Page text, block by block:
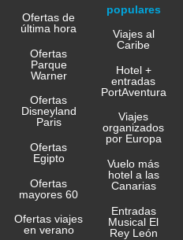
Ofertas de
última hora
Ofertas
Parque
Warner
Ofertas
Disneyland
Paris
Ofertas
Egipto
Ofertas
mayores 60
Ofertas viajes
en verano
populares
Viajes al
Caribe
Hotel +
entradas
PortAventura
Viajes
organizados
por Europa
Vuelo más
hotel a las
Canarias
Entradas
Musical El
Rey León